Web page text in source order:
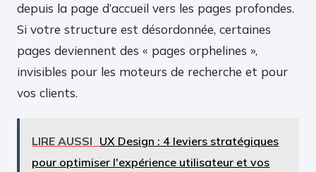
depuis la page d’accueil vers les pages profondes.
Si votre structure est désordonnée, certaines
pages deviennent des « pages orphelines »,
invisibles pour les moteurs de recherche et pour
vos clients.
LIRE AUSSI UX Design : 4 leviers stratégiques
pour optimiser l'expérience utilisateur et vos